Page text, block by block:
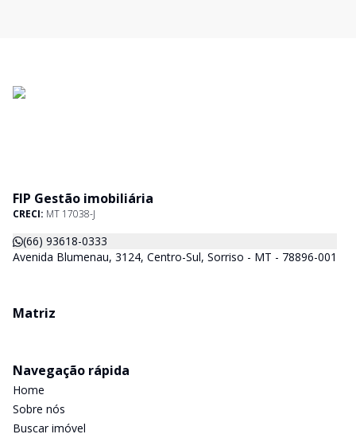
FIP Gestão imobiliária
CRECI: MT 17038-J
(66) 93618-0333
Avenida Blumenau, 3124, Centro-Sul, Sorriso - MT - 78896-001
Matriz
Navegação rápida
Home
Sobre nós
Buscar imóvel